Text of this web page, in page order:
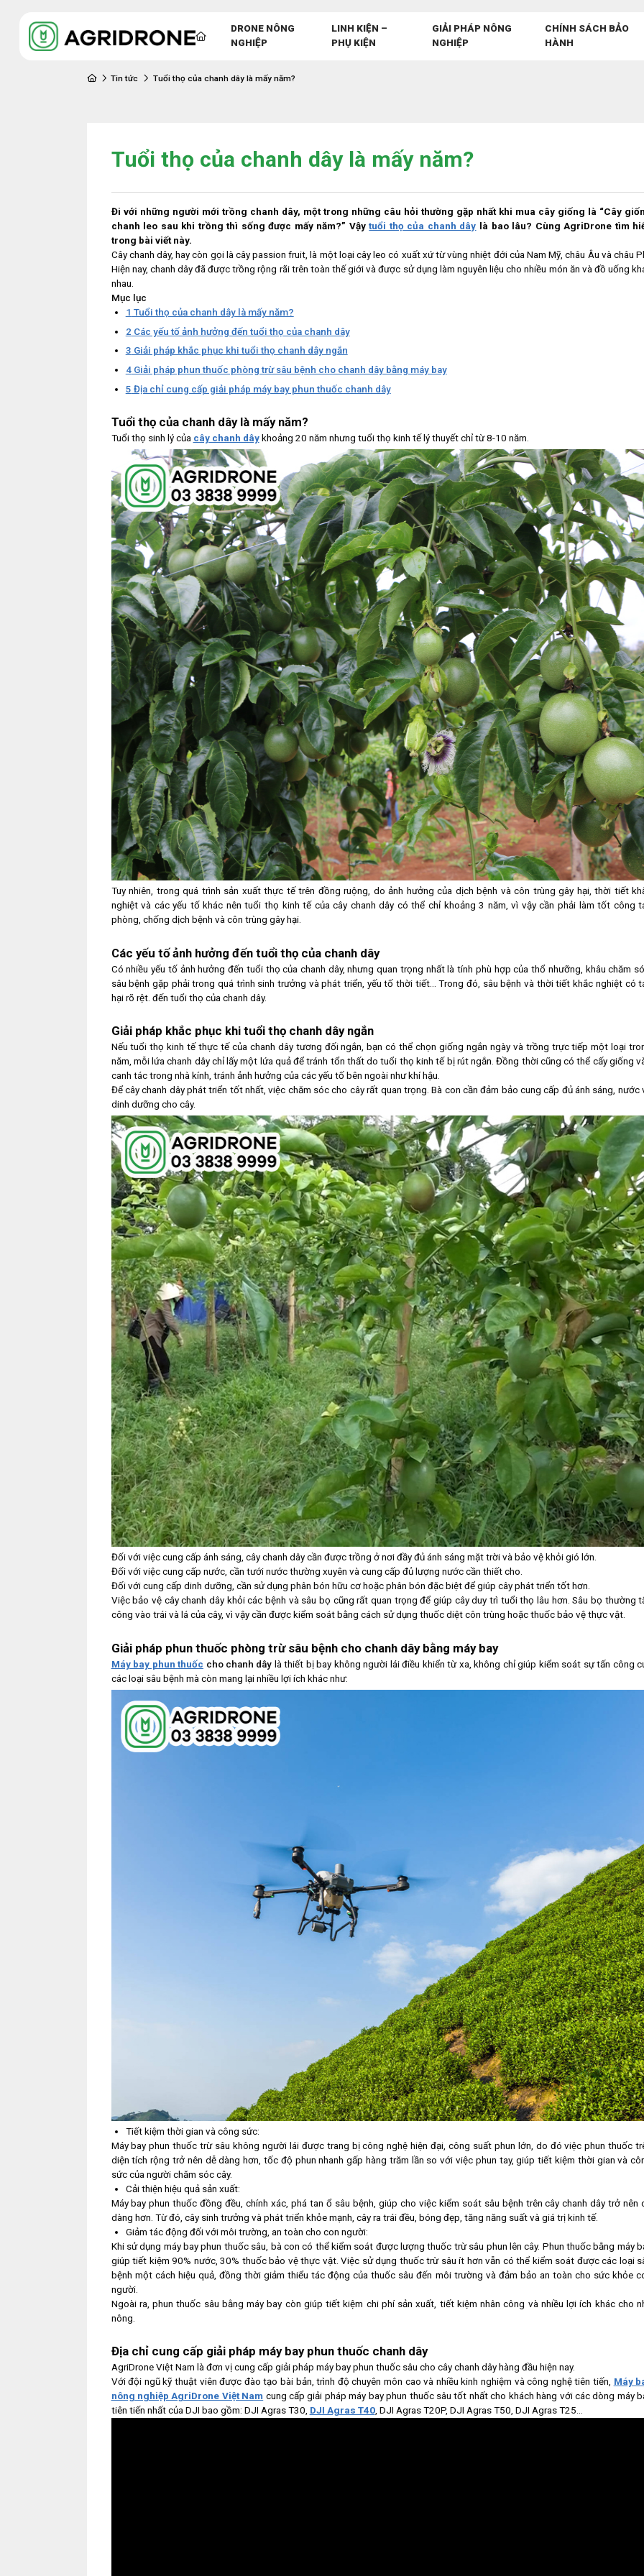
DRONE NÔNG
NGHIỆP
LINH KIỆN –
PHỤ KIỆN
GIẢI PHÁP NÔNG
NGHIỆP
CHÍNH SÁCH BẢO
HÀNH
Tin tức Tuổi thọ của chanh dây là mấy năm?
Tuổi thọ của chanh dây là mấy năm?
Đi với những người mới trồng chanh dây, một trong những câu hỏi thường gặp nhất khi mua cây giống là “Cây
chanh leo sau khi trồng thì sống được mấy năm?” Vậytuổi thọ của chanh dây là bao lâu? Cùng AgriDrone tìm
trong bài viết này.
Cây chanh dây, hay còn gọi là cây passion fruit, là một loại cây leo có xuất xứ từ vùng nhiệt đới của Nam Mỹ, châu Âu và châu
Hiện nay, chanh dây đã được trồng rộng rãi trên toàn thế giới và được sử dụng làm nguyên liệu cho nhiều món ăn và đồ uống
nhau.
Mục lục
1 Tuổi thọ của chanh dây là mấy năm?
2 Các yếu tố ảnh hưởng đến tuổi thọ của chanh dây
3 Giải pháp khắc phục khi tuổi thọ chanh dây ngắn
4Giải pháp phun thuốc phòng trừ sâu bệnh cho chanh dây bằng máy bay
5 Địa chỉ cung cấp giải pháp máy bay phun thuốc chanh dây
Tuổi thọ của chanh dây là mấy năm?
Tuổi thọ sinh lý của cây chanh dâykhoảng 20 năm nhưng tuổi thọ kinh tế lý thuyết chỉ từ 8-10 năm.
Tuy nhiên, trong quá trình sản xuất thực tế trên đồng ruộng, do ảnh hưởng của dịch bệnh và côn trùng gây hại, thời tiết
nghiệt và các yếu tố khác nên tuổi thọ kinh tế của cây chanh dây có thể chỉ khoảng 3 năm, vì vậy cần phải làm tốt công
phòng, chống dịch bệnh và côn trùng gây hại.
Các yếu tố ảnh hưởng đến tuổi thọ của chanh dây
Có nhiều yếu tố ảnh hưởng đến tuổi thọ của chanh dây, nhưng quan trọng nhất là tính phù hợp của thổ nhưỡng, khâu chăm
sâu bệnh gặp phải trong quá trình sinh trưởng và phát triển, yếu tố thời tiết… Trong đó, sâu bệnh và thời tiết khắc nghiệt có
hại rõ rệt. đến tuổi thọ của chanh dây.
Giải pháp khắc phục khi tuổi thọ chanh dây ngắn
Nếu tuổi thọ kinh tế thực tế của chanh dây tương đối ngắn, bạn có thể chọn giống ngắn ngày và trồng trực tiếp một loại
năm, mỗi lứa chanh dây chỉ lấy một lứa quả để tránh tổn thất do tuổi thọ kinh tế bị rút ngắn. Đồng thời cũng có thể cấy giống
canh tác trong nhà kính, tránh ảnh hưởng của các yếu tố bên ngoài như khí hậu.
Để cây chanh dây phát triển tốt nhất, việc chăm sóc cho cây rất quan trọng. Bà con cần đảm bảo cung cấp đủ ánh sáng, nước
dinh dưỡng cho cây.
Đối với việc cung cấp ánh sáng, cây chanh dây cần được trồng ở nơi đầy đủ ánh sáng mặt trời và bảo vệ khỏi gió lớn.
Đối với việc cung cấp nước, cần tưới nước thường xuyên và cung cấp đủ lượng nước cần thiết cho.
Đối với cung cấp dinh dưỡng, cần sử dụng phân bón hữu cơ hoặc phân bón đặc biệt để giúp cây phát triển tốt hơn.
Việc bảo vệ cây chanh dây khỏi các bệnh và sâu bọ cũng rất quan trọng để giúp cây duy trì tuổi thọ lâu hơn. Sâu bọ thường
công vào trái và lá của cây, vì vậy cần được kiểm soát bằng cách sử dụng thuốc diệt côn trùng hoặc thuốc bảo vệ thực vật.
Giải pháp phun thuốc phòng trừ sâu bệnh cho chanh dây bằng máy bay
Máy bay phun thuốc cho chanh dây là thiết bị bay không người lái điều khiển từ xa, không chỉ giúp kiểm soát sự tấn công
các loại sâu bệnh mà còn mang lại nhiều lợi ích khác như:
Tiết kiệm thời gian và công sức:
Máy bay phun thuốc trừ sâu không người lái được trang bị công nghệ hiện đại, công suất phun lớn, do đó việc phun thuốc
diện tích rộng trở nên dễ dàng hơn, tốc độ phun nhanh gấp hàng trăm lần so với việc phun tay, giúp tiết kiệm thời gian và
sức của người chăm sóc cây.
Cải thiện hiệu quả sản xuất:
Máy bay phun thuốc đồng đều, chính xác, phá tan ổ sâu bệnh, giúp cho việc kiểm soát sâu bệnh trên cây chanh dây trở nên
dàng hơn. Từ đó, cây sinh trưởng và phát triển khỏe mạnh, cây ra trái đều, bóng đẹp, tăng năng suất và giá trị kinh tế.
Giảm tác động đối với môi trường, an toàn cho con người:
Khi sử dụng máy bay phun thuốc sâu, bà con có thể kiểm soát được lượng thuốc trừ sâu phun lên cây. Phun thuốc bằng máy
giúp tiết kiệm 90% nước, 30% thuốc bảo vệ thực vật. Việc sử dụng thuốc trừ sâu ít hơn vẫn có thể kiểm soát được các loại
bệnh một cách hiệu quả, đồng thời giảm thiểu tác động của thuốc sâu đến môi trường và đảm bảo an toàn cho sức khỏe
người.
Ngoài ra, phun thuốc sâu bằng máy bay còn giúp tiết kiệm chi phí sản xuất, tiết kiệm nhân công và nhiều lợi ích khác cho
nông.
Địa chỉ cung cấp giải pháp máy bay phun thuốc chanh dây
AgriDrone Việt Nam là đơn vị cung cấp giải pháp máy bay phun thuốc sâu cho cây chanh dây hàng đầu hiện nay.
Với đội ngũ kỹ thuật viên được đào tạo bài bản, trình độ chuyên môn cao và nhiều kinh nghiệm và công nghệ tiên tiến, Máy
nông nghiệp AgriDrone Việt Nam cung cấp giải pháp máy bay phun thuốc sâu tốt nhất cho khách hàng với các dòng máy
tiên tiến nhất của DJI bao gồm: DJI Agras T30, DJI Agras T40, DJI Agras T20P, DJI Agras T50, DJI Agras T25…